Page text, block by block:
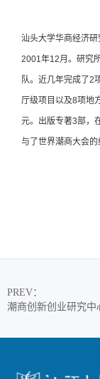
汕头大学华商经济
2001年12月。研究
队。近几年完成了2
厅级项目以及8项地
元。出版专著3部，
与了世界潮商大会的
PREV：
潮商创新创业研究中